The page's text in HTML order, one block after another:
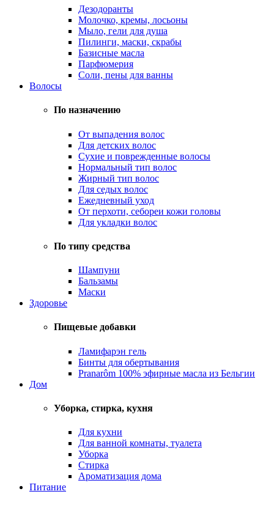
Дезодоранты
Молочко, кремы, лосьоны
Мыло, гели для душа
Пилинги, маски, скрабы
Базисные масла
Парфюмерия
Соли, пены для ванны
Волосы
По назначению
От выпадения волос
Для детских волос
Сухие и поврежденные волосы
Нормальный тип волос
Жирный тип волос
Для седых волос
Ежедневный уход
От перхоти, себореи кожи головы
Для укладки волос
По типу средства
Шампуни
Бальзамы
Маски
Здоровье
Пищевые добавки
Ламифарэн гель
Бинты для обертывания
Pranarôm 100% эфирные масла из Бельгии
Дом
Уборка, стирка, кухня
Для кухни
Для ванной комнаты, туалета
Уборка
Стирка
Ароматизация дома
Питание